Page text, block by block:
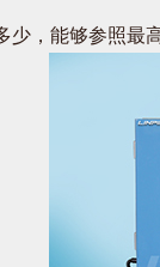
，能够参照最